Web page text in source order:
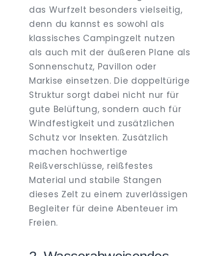
das Wurfzelt besonders vielseitig,
denn du kannst es sowohl als
klassisches Campingzelt nutzen
als auch mit der äußeren Plane als
Sonnenschutz, Pavillon oder
Markise einsetzen. Die doppeltürige
Struktur sorgt dabei nicht nur für
gute Belüftung, sondern auch für
Windfestigkeit und zusätzlichen
Schutz vor Insekten. Zusätzlich
machen hochwertige
Reißverschlüsse, reißfestes
Material und stabile Stangen
dieses Zelt zu einem zuverlässigen
Begleiter für deine Abenteuer im
Freien.